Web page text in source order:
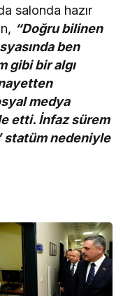
salonda hazır
“Doğru bilinen
ben
gibi bir algı
medya
etti. İnfaz sürem
statüm nedeniyle